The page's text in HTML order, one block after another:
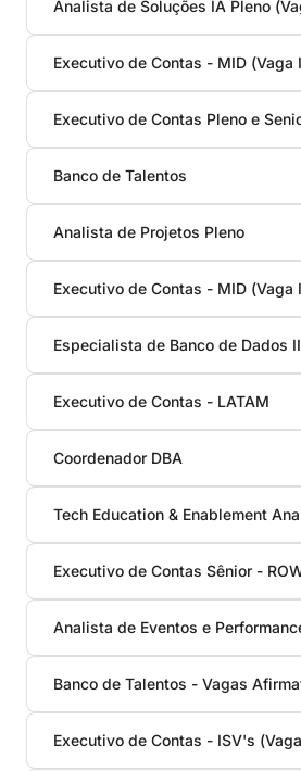
Banco de Talentos
Analista de Projetos Pleno
Especialista de Banco de Dados II
Executivo de Contas - LATAM
Coordenador DBA